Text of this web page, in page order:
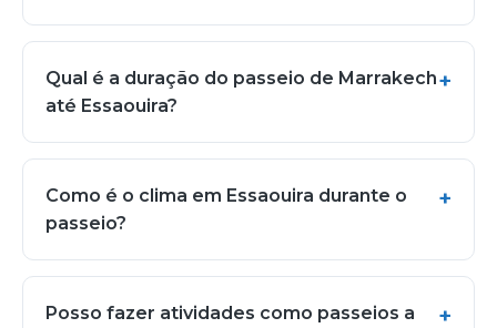
Qual é a duração do passeio de Marrakech
até Essaouira?
Como é o clima em Essaouira durante o
passeio?
Posso fazer atividades como passeios a